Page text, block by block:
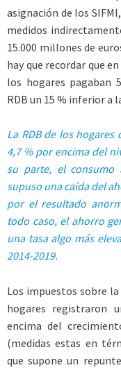
asignación de los
medidos
15.000 millones de
hay que recordar que
los hogares pagaban
RDB un 15 % inferior a
La RDB de los
4,7 % por encima del
su parte, el
supuso una caída del
por el resultado
todo caso, el ahorro
una tasa algo más
2014-2019.
Los impuestos sobre
hogares registraron
encima del
(medidas estas en
que supone un